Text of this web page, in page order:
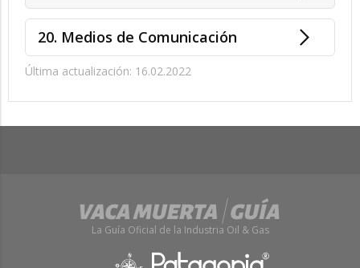
20. Medios de Comunicación
Última actualización: 16.02.2022
La Guía Oficial de la Industria Oil & Gas